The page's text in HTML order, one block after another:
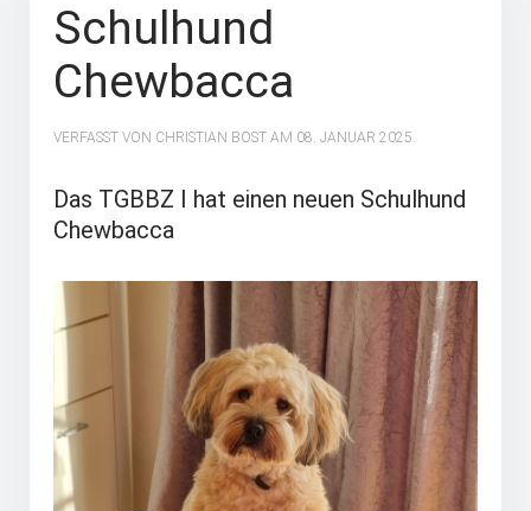
Schulhund
Chewbacca
VERFASST VON CHRISTIAN BOST AM 08. JANUAR 2025.
Das TGBBZ I hat einen neuen Schulhund
Chewbacca